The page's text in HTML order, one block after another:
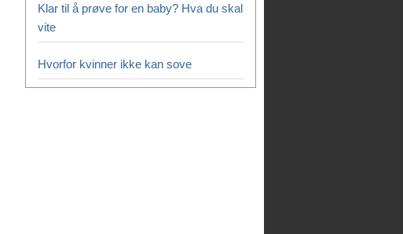
Klar til å prøve for en baby? Hva du skal
vite
Hvorfor kvinner ikke kan sove